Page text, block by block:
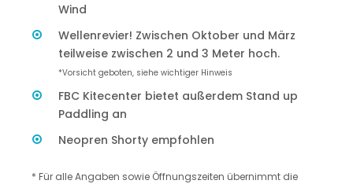
Wind
Wellenrevier! Zwischen Oktober und März
teilweise zwischen 2 und 3 Meter hoch.
*Vorsicht geboten, siehe wichtiger Hinweis
FBC Kitecenter bietet außerdem Stand up
Paddling an
Neopren Shorty empfohlen
* Für alle Angaben sowie Öffnungszeiten übernimmt die